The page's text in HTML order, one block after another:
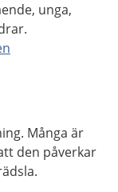
unga,
Många är
den påverkar